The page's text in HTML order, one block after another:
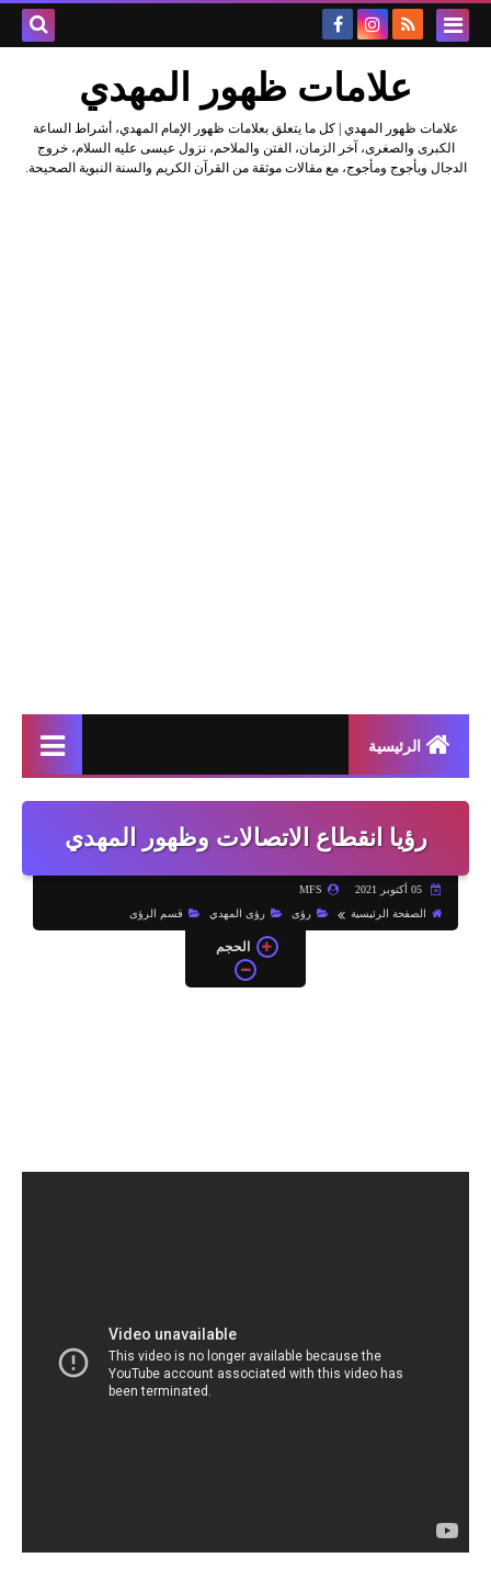
علامات ظهور المهدي
علامات ظهور المهدي | كل ما يتعلق بعلامات ظهور الإمام المهدي، أشراط الساعة
الكبرى والصغرى، آخر الزمان، الفتن والملاحم، نزول عيسى عليه السلام، خروج
الدجال ويأجوج ومأجوج، مع مقالات موثقة من القرآن الكريم والسنة النبوية الصحيحة.
الرئيسية
رؤيا انقطاع الاتصالات وظهور المهدي
05 أكتوبر 2021 MFS
الصفحة الرئيسية رؤى رؤى المهدي قسم الرؤى
الحجم